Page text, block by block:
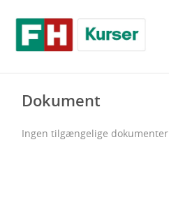
Dokument
Ingen tilgængelige dokumenter